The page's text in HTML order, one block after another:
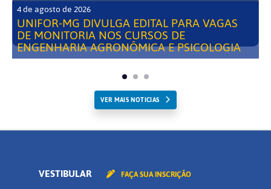
4 de agosto de 2026
UNIFOR-MG DIVULGA EDITAL PARA VAGAS
DE MONITORIA NOS CURSOS DE
ENGENHARIA AGRONÔMICA E PSICOLOGIA
VER MAIS NOTICIAS
VESTIBULAR FAÇA SUA INSCRIÇÃO